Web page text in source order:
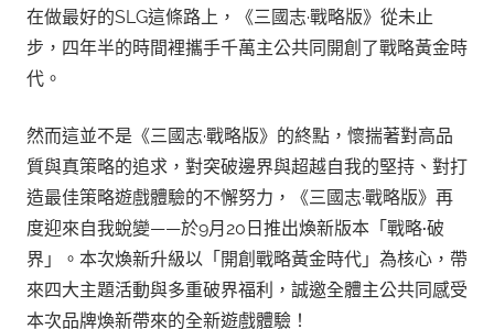
在做最好的SLG這條路上，《三國志·戰略版》從未止
步，四年半的時間裡攜手千萬主公共同開創了戰略黃金時
代。
然而這並不是《三國志·戰略版》的終點，懷揣著對高品
質與真策略的追求，對突破邊界與超越自我的堅持、對打
造最佳策略遊戲體驗的不懈努力，《三國志·戰略版》再
度迎來自我蛻變——於9月20日推出煥新版本「戰略·破
界」。本次煥新升級以「開創戰略黃金時代」為核心，帶
來四大主題活動與多重破界福利，誠邀全體主公共同感受
本次品牌煥新帶來的全新遊戲體驗！